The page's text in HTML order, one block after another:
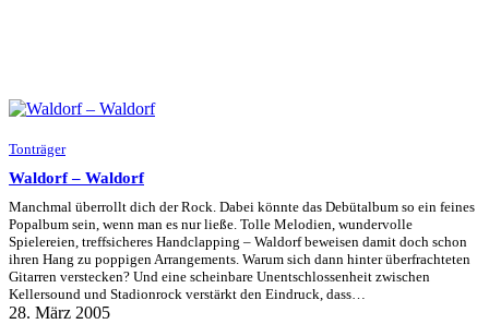
Tonträger
Waldorf – Waldorf
Manchmal überrollt dich der Rock. Dabei könnte das Debütalbum so ein feines
Popalbum sein, wenn man es nur ließe. Tolle Melodien, wundervolle
Spielereien, treffsicheres Handclapping – Waldorf beweisen damit doch schon
ihren Hang zu poppigen Arrangements. Warum sich dann hinter überfrachteten
Gitarren verstecken? Und eine scheinbare Unentschlossenheit zwischen
Kellersound und Stadionrock verstärkt den Eindruck, dass…
28. März 2005